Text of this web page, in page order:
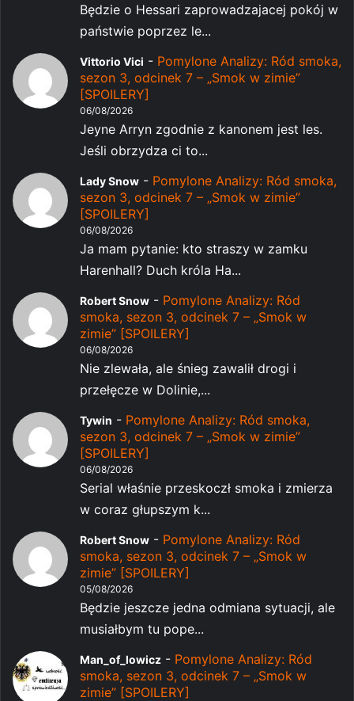
Będzie o Hessari zaprowadzajacej pokój w
państwie poprzez le...
Vittorio Vici - Pomylone Analizy: Ród smoka,
sezon 3, odcinek 7 – „Smok w zimie”
[SPOILERY]
06/08/2026
Jeyne Arryn zgodnie z kanonem jest les.
Jeśli obrzydza ci to...
Lady Snow - Pomylone Analizy: Ród smoka,
sezon 3, odcinek 7 – „Smok w zimie”
[SPOILERY]
06/08/2026
Ja mam pytanie: kto straszy w zamku
Harenhall? Duch króla Ha...
Robert Snow - Pomylone Analizy: Ród
smoka, sezon 3, odcinek 7 – „Smok w
zimie” [SPOILERY]
06/08/2026
Nie zlewała, ale śnieg zawalił drogi i
przełęcze w Dolinie,...
Tywin - Pomylone Analizy: Ród smoka,
sezon 3, odcinek 7 – „Smok w zimie”
[SPOILERY]
06/08/2026
Serial właśnie przeskoczł smoka i zmierza
w coraz głupszym k...
Robert Snow - Pomylone Analizy: Ród
smoka, sezon 3, odcinek 7 – „Smok w
zimie” [SPOILERY]
05/08/2026
Będzie jeszcze jedna odmiana sytuacji, ale
musiałbym tu pope...
Man_of_lowicz - Pomylone Analizy: Ród
smoka, sezon 3, odcinek 7 – „Smok w
zimie” [SPOILERY]